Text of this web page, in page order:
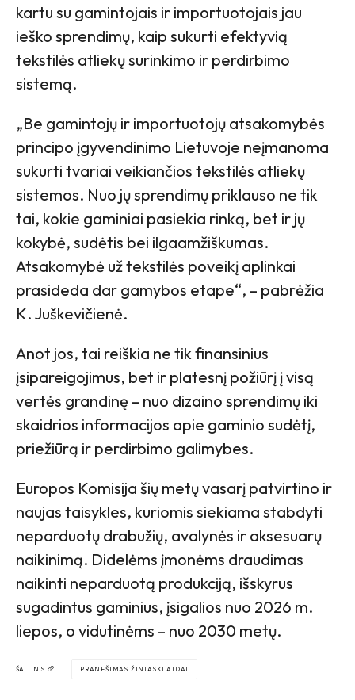
kartu su gamintojais ir importuotojais jau
ieško sprendimų, kaip sukurti efektyvią
tekstilės atliekų surinkimo ir perdirbimo
sistemą.
„Be gamintojų ir importuotojų atsakomybės
principo įgyvendinimo Lietuvoje neįmanoma
sukurti tvariai veikiančios tekstilės atliekų
sistemos. Nuo jų sprendimų priklauso ne tik
tai, kokie gaminiai pasiekia rinką, bet ir jų
kokybė, sudėtis bei ilgaamžiškumas.
Atsakomybė už tekstilės poveikį aplinkai
prasideda dar gamybos etape“, – pabrėžia
K. Juškevičienė.
Anot jos, tai reiškia ne tik finansinius
įsipareigojimus, bet ir platesnį požiūrį į visą
vertės grandinę – nuo dizaino sprendimų iki
skaidrios informacijos apie gaminio sudėtį,
priežiūrą ir perdirbimo galimybes.
Europos Komisija šių metų vasarį patvirtino ir
naujas taisykles, kuriomis siekiama stabdyti
neparduotų drabužių, avalynės ir aksesuarų
naikinimą. Didelėms įmonėms draudimas
naikinti neparduotą produkciją, išskyrus
sugadintus gaminius, įsigalios nuo 2026 m.
liepos, o vidutinėms – nuo 2030 metų.
ŠALTINIS PRANEŠIMAS ŽINIASKLAIDAI